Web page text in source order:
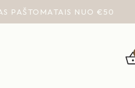
PAŠTOMATAIS NUO €50